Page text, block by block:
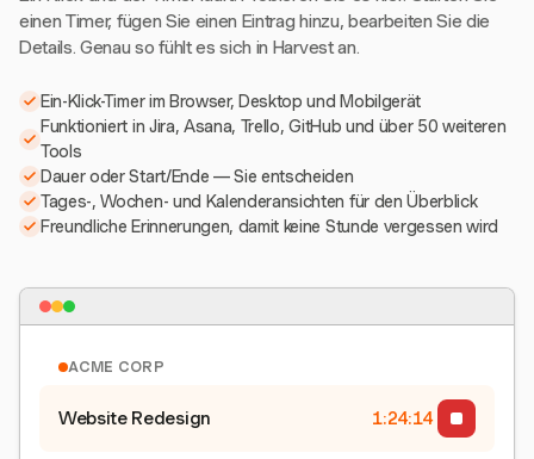
einen Timer, fügen Sie einen Eintrag hinzu, bearbeiten Sie die
Details. Genau so fühlt es sich in Harvest an.
Ein-Klick-Timer im Browser, Desktop und Mobilgerät
Funktioniert in Jira, Asana, Trello, GitHub und über 50 weiteren
Tools
Dauer oder Start/Ende — Sie entscheiden
Tages-, Wochen- und Kalenderansichten für den Überblick
Freundliche Erinnerungen, damit keine Stunde vergessen wird
ACME CORP
Website Redesign 1:24:15